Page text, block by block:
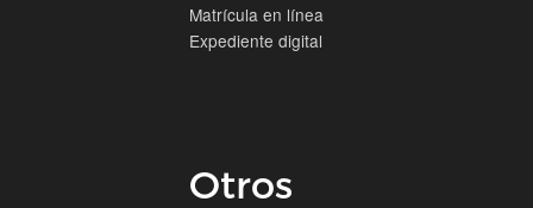
Matrícula en línea
Expediente digital
Otros